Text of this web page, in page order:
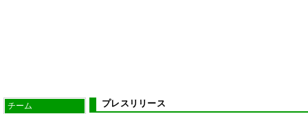
チーム プレスリリース